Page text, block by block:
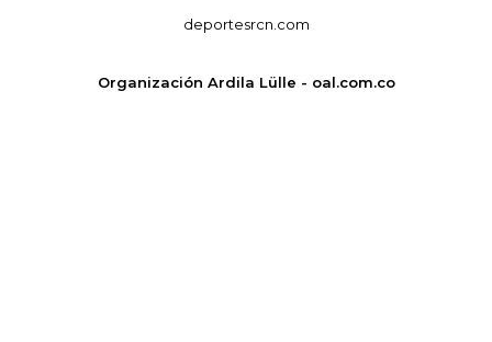
deportesrcn.com
Organización Ardila Lülle - oal.com.co